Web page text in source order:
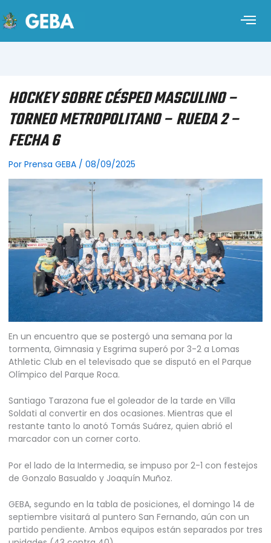
HOCKEY SOBRE CÉSPED MASCULINO –
TORNEO METROPOLITANO – RUEDA 2 –
FECHA 6
Por Prensa GEBA / 08/09/2025
En un encuentro que se postergó una semana por la
tormenta, Gimnasia y Esgrima superó por 3-2 a Lomas
Athletic Club en el televisado que se disputó en el Parque
Olímpico del Parque Roca.
Santiago Tarazona fue el goleador de la tarde en Villa
Soldati al convertir en dos ocasiones. Mientras que el
restante tanto lo anotó Tomás Suárez, quien abrió el
marcador con un corner corto.
Por el lado de la Intermedia, se impuso por 2-1 con festejos
de Gonzalo Basualdo y Joaquín Muñoz.
GEBA, segundo en la tabla de posiciones, el domingo 14 de
septiembre visitará al puntero San Fernando, aún con un
partido pendiente. Ambos equipos están separados por tres